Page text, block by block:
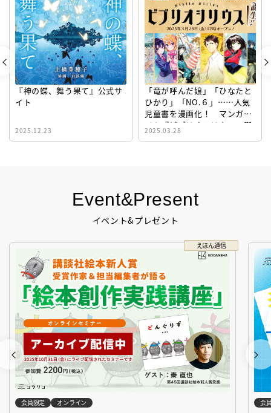
Event&Present
イベント&プレゼント
えほん通信
会員限定 オンライン 会
『神の蝶、舞う果て』公式サ
イト
2025.12.23
「竜が呼んだ娘」「ひなたと
ひかり」「NO.６」……人気
児童書を漫画化！ マンガサ
イト『ビブリオシリウス』誕
生！
2025.03.28